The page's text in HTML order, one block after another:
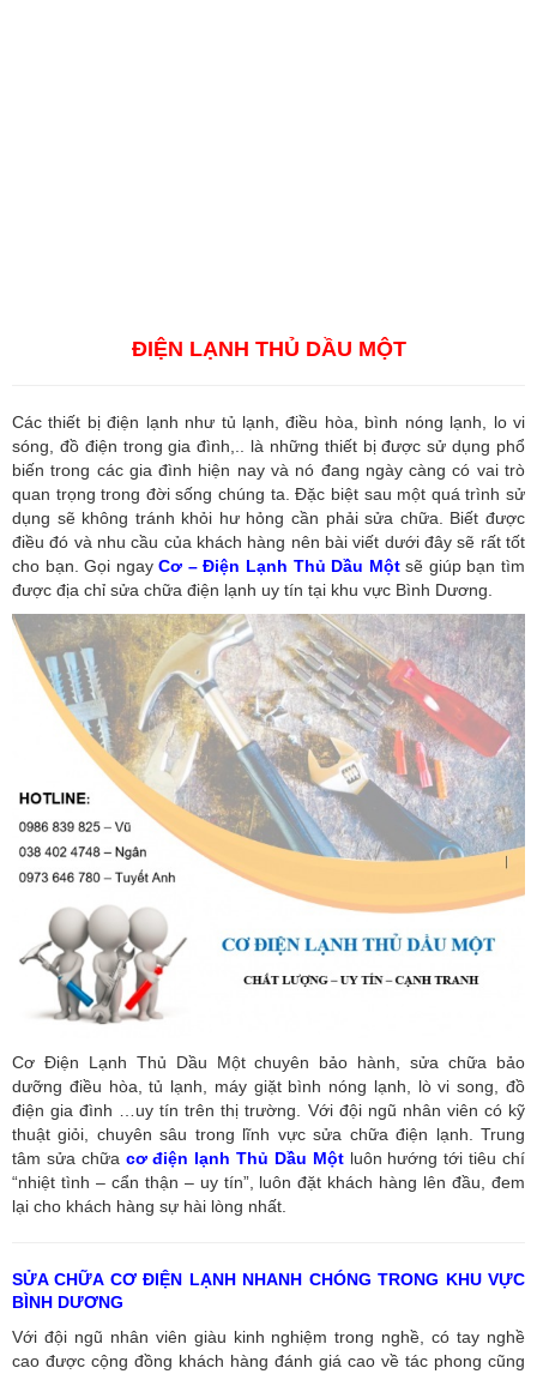
ĐIỆN LẠNH THỦ DẦU MỘT
Các thiết bị điện lạnh như tủ lạnh, điều hòa, bình nóng lạnh, lo vi
sóng, đồ điện trong gia đình,.. là những thiết bị được sử dụng phổ
biến trong các gia đình hiện nay và nó đang ngày càng có vai trò
quan trọng trong đời sống chúng ta. Đặc biệt sau một quá trình sử
dụng sẽ không tránh khỏi hư hỏng cần phải sửa chữa. Biết được
điều đó và nhu cầu của khách hàng nên bài viết dưới đây sẽ rất tốt
cho bạn. Gọi ngayCơ – Điện Lạnh Thủ Dầu Một sẽ giúp bạn tìm
được địa chỉ sửa chữa điện lạnh uy tín tại khu vực Bình Dương.
Cơ Điện Lạnh Thủ Dầu Một chuyên bảo hành, sửa chữa bảo
dưỡng điều hòa, tủ lạnh, máy giặt bình nóng lạnh, lò vi song, đồ
điện gia đình …uy tín trên thị trường. Với đội ngũ nhân viên có kỹ
thuật giỏi, chuyên sâu trong lĩnh vực sửa chữa điện lạnh. Trung
tâm sửa chữa cơ điện lạnh Thủ Dầu Mộtluôn hướng tới tiêu chí
“nhiệt tình – cẩn thận – uy tín”, luôn đặt khách hàng lên đầu, đem
lại cho khách hàng sự hài lòng nhất.
SỬA CHỮA CƠ ĐIỆN LẠNH NHANH CHÓNG TRONG KHU VỰC
BÌNH DƯƠNG
Với đội ngũ nhân viên giàu kinh nghiệm trong nghề, có tay nghề
cao được cộng đồng khách hàng đánh giá cao về tác phong cũng